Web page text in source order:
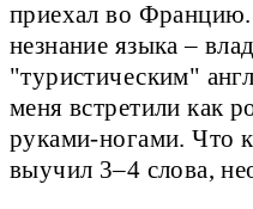
приехал во
незнание языка –
"туристическим"
меня встретили как
руками-ногами. Что
выучил 3–4 слова,